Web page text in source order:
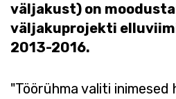
väljakust) on
väljakuprojekti
2013-2016.
"Töörühma valiti inimesed